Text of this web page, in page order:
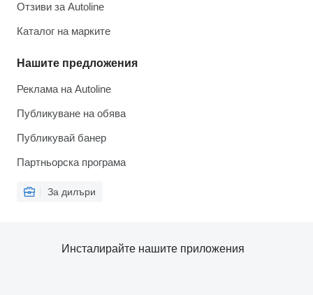
Отзиви за Autoline
Каталог на марките
Нашите предложения
Реклама на Autoline
Публикуване на обява
Публикувай банер
Партньорска програма
За дилъри
Инсталирайте нашите приложения